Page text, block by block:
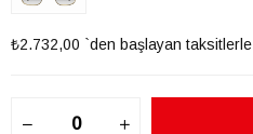
₺2.732,00 `den başlayan taksitlerle